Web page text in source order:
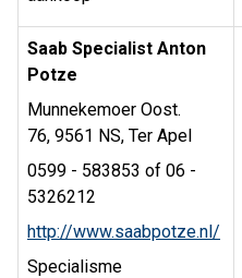
Saab Specialist Anton
Potze
Munnekemoer Oost.
76, 9561 NS, Ter Apel
0599 - 583853 of 06 -
5326212
http://www.saabpotze.nl/
Specialisme